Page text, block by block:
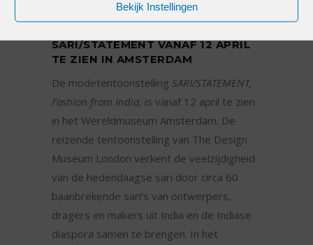
Bekijk Instellingen
SARI/STATEMENT VANAF 12 APRIL
TE ZIEN IN AMSTERDAM
De modetentoonstelling SARI/STATEMENT,
Fashion from India, is vanaf 12 april te zien
in het Wereldmuseum Amsterdam. De
reizende tentoonstelling van The Design
Museum London verkent de veelzijdigheid
van de hedendaagse sari door circa 60
baanbrekende sari’s van ontwerpers,
dragers en makers uit India en de Indiase
diaspora samen te brengen. In het